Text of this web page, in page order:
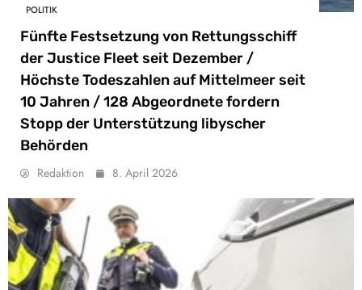
POLITIK
Fünfte Festsetzung von Rettungsschiff
der Justice Fleet seit Dezember /
Höchste Todeszahlen auf Mittelmeer seit
10 Jahren / 128 Abgeordnete fordern
Stopp der Unterstützung libyscher
Behörden
Redaktion 8. April 2026